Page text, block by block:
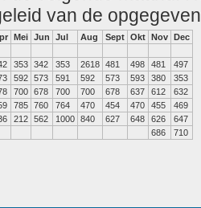
van de
Mei Jun Jul Aug Sept Okt Nov Dec
353 342 353 2618 481 498 481
497
592 573 591 592 573 593 380
353
700 678 700 700 678 637 612
632
785 760 764 470 454 470 455
469
212 562 1000 840 627 648 626
647
686 710